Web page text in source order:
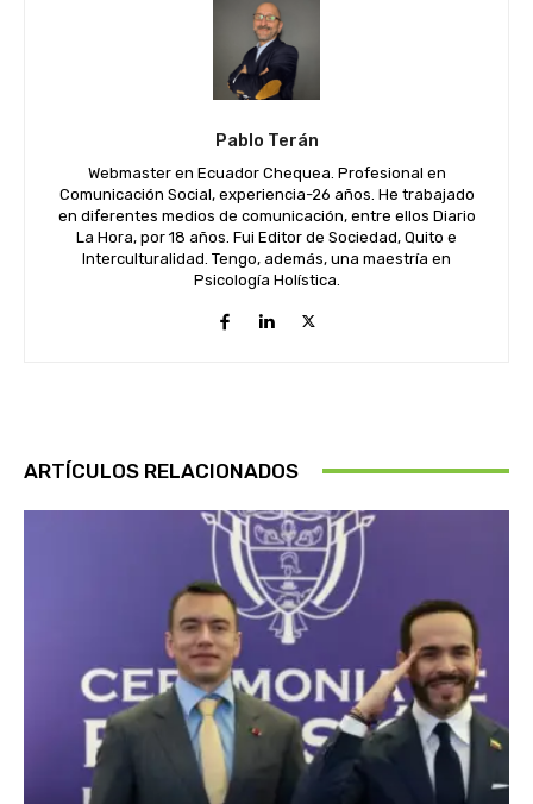
Pablo Terán
Webmaster en Ecuador Chequea. Profesional en
Comunicación Social, experiencia-26 años. He trabajado
en diferentes medios de comunicación, entre ellos Diario
La Hora, por 18 años. Fui Editor de Sociedad, Quito e
Interculturalidad. Tengo, además, una maestría en
Psicología Holística.
ARTÍCULOS RELACIONADOS